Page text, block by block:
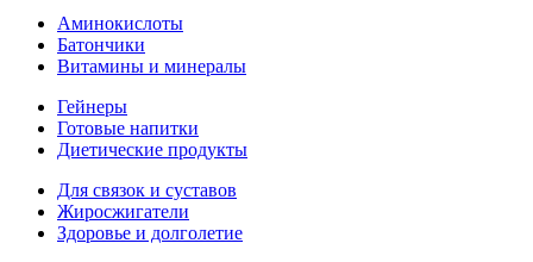
Аминокислоты
Батончики
Витамины и минералы
Гейнеры
Готовые напитки
Диетические продукты
Для связок и суставов
Жиросжигатели
Здоровье и долголетие